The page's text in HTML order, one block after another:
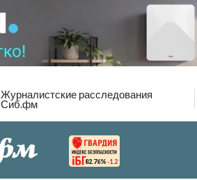
Журналистские расследования
Сиб.фм
82.76% -1.2